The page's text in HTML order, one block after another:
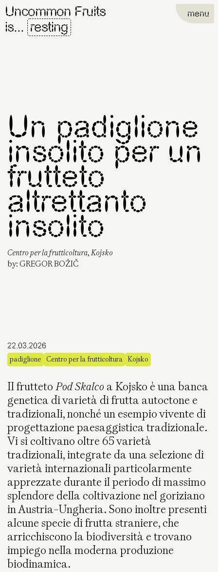
Uncommon Fruits
is... resting
menu
Un padiglione
insolito per un
frutteto
altrettanto
insolito
Centro per la frutticoltura, Kojsko
by:GREGOR BOŽIČ
22.03.2026
padiglione Centro per la frutticoltura Kojsko
Il fruttetoPod Skalco a Kojsko è una banca
genetica di varietà di frutta autoctone e
tradizionali, nonché un esempio vivente di
progettazione paesaggistica tradizionale.
Vi si coltivano oltre 65 varietà
tradizionali, integrate da una selezione di
varietà internazionali particolarmente
apprezzate durante il periodo di massimo
splendore della coltivazione nel goriziano
in Austria-Ungheria. Sono inoltre presenti
alcune specie di frutta straniere, che
arricchiscono la biodiversità e trovano
impiego nella moderna produzione
biodinamica.